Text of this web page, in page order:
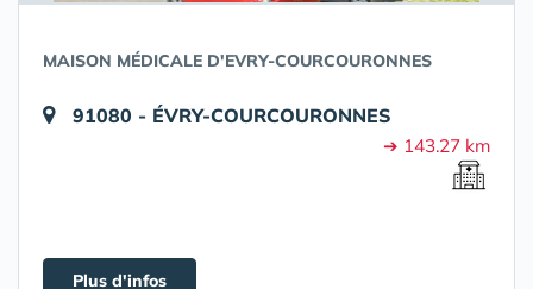
MAISON MÉDICALE D'EVRY-COURCOURONNES
91080 - ÉVRY-COURCOURONNES
➔ 143.27 km
Plus d'infos